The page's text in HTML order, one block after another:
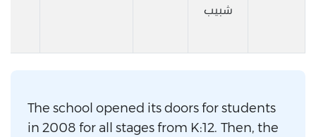
شبيب
The school opened its doors for students
in 2008 for all stages from K:12. Then, the